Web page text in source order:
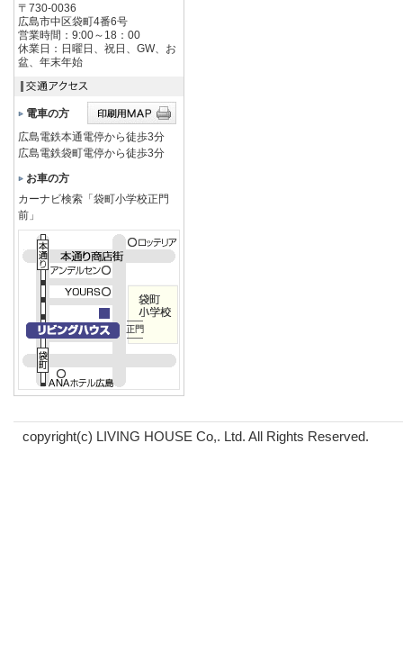
〒730-0036
広島市中区袋町4番6号
営業時間：9:00～18：00
休業日：日曜日、祝日、GW、お
盆、年末年始
電車の方
広島電鉄本通電停から徒歩3分
広島電鉄袋町電停から徒歩3分
お車の方
カーナビ検索「袋町小学校正門
前」
copyright(c) LIVING HOUSE Co,. Ltd. All Rights Reserved.